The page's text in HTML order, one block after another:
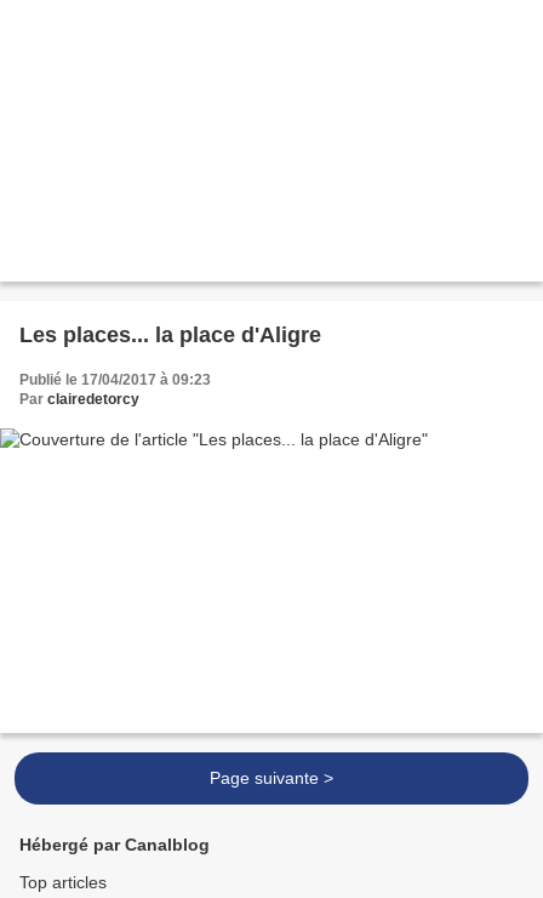
Les places... la place d'Aligre
Publié le 17/04/2017 à 09:23
Par clairedetorcy
Page suivante >
Hébergé par Canalblog
Top articles